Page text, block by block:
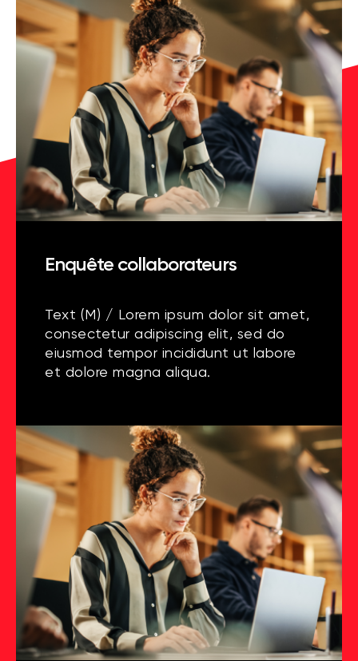
Enquête collaborateurs
Text (M) / Lorem ipsum dolor sit amet,
consectetur adipiscing elit, sed do
eiusmod tempor incididunt ut labore
et dolore magna aliqua.